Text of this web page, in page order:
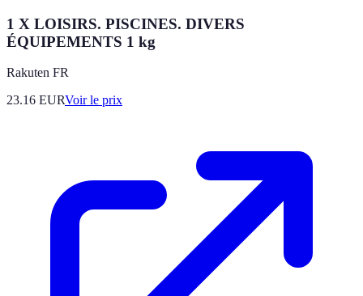
1 X LOISIRS. PISCINES. DIVERS
ÉQUIPEMENTS 1 kg
Rakuten FR
23.16 EURVoir le prix